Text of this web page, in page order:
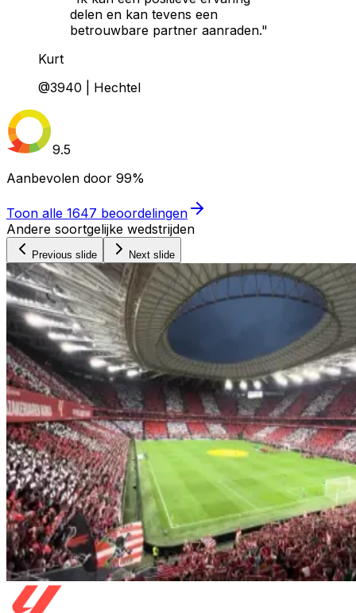
delen en kan tevens een
betrouwbare partner aanraden."
Kurt
@3940 | Hechtel
9.5
Aanbevolen door 99%
Toon alle 1647 beoordelingen
Andere soortgelijke wedstrijden
Previous slide Next slide